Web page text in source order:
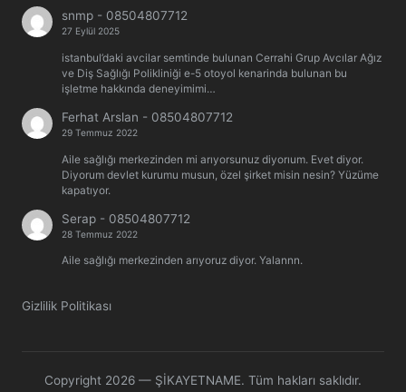
snmp - 08504807712
27 Eylül 2025
istanbul’daki avcilar semtinde bulunan Cerrahi Grup Avcılar Ağız
ve Diş Sağlığı Polikliniği e-5 otoyol kenarinda bulunan bu
işletme hakkında deneyimimi…
Ferhat Arslan - 08504807712
29 Temmuz 2022
Aile sağlığı merkezinden mi arıyorsunuz diyorıum. Evet diyor.
Diyorum devlet kurumu musun, özel şirket misin nesin? Yüzüme
kapatıyor.
Serap - 08504807712
28 Temmuz 2022
Aile sağlığı merkezinden arıyoruz diyor. Yalannn.
Gizlilik Politikası
Copyright 2026 — ŞİKAYETNAME. Tüm hakları saklıdır.